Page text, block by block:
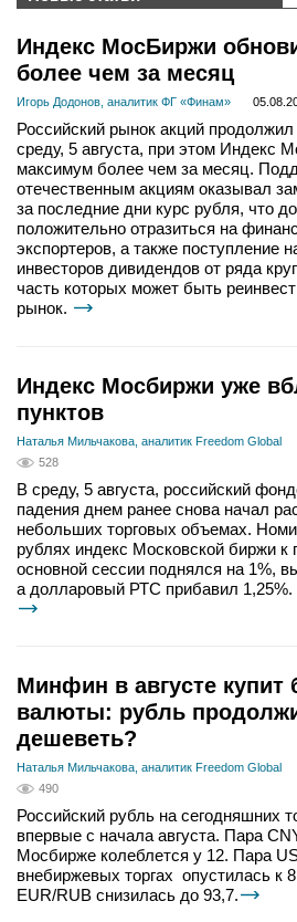
Индекс МосБиржи
более чем за месяц
Игорь Додонов, аналитик ФГ «Финам»
Российский рынок акций
среду, 5 августа, при этом Индекс
максимум более чем за месяц.
отечественным акциям оказывал
за последние дни курс рубля, что
положительно отразиться на
экспортеров, а также поступление
инвесторов дивидендов от ряда
часть которых может быть
рынок.
Индекс Мосбиржи уже
пунктов
Наталья Мильчакова, аналитик Freedom Global
528
В среду, 5 августа, российский
падения днем ранее снова начал
небольших торговых объемах.
рублях индекс Московской биржи к
основной сессии поднялся на 1%,
а долларовый РТС прибавил 1,25%.
Минфин в августе купит
валюты: рубль
дешеветь?
Наталья Мильчакова, аналитик Freedom Global
490
Российский рубль на сегодняшних
впервые с начала августа. Пара
Мосбирже колеблется у 12. Пара
внебиржевых торгах опустилась к
EUR/RUB снизилась до 93,7.